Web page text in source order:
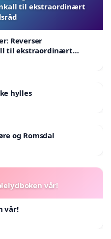
til ekstraordinært
Reverser
til ekstraordinært
hylles
og Romsdal
vår!
vår!